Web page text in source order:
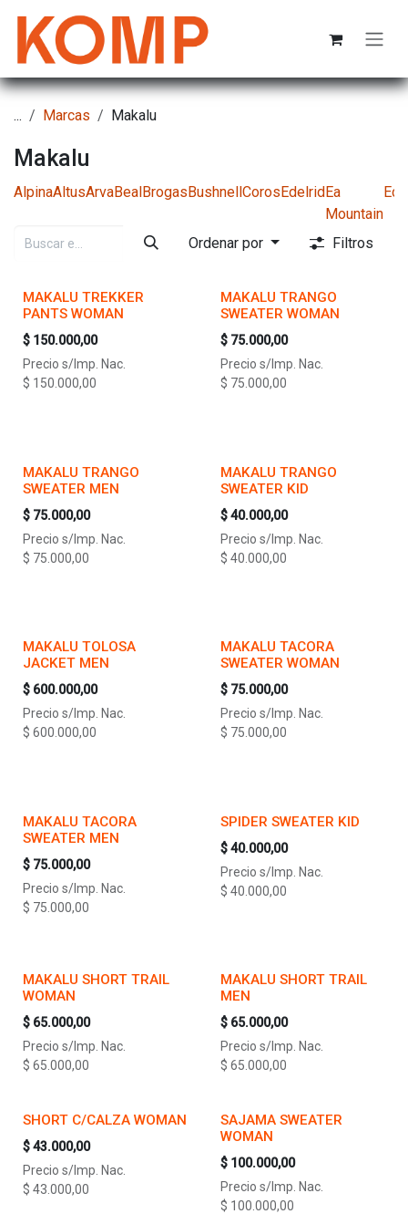
... Marcas Makalu
Makalu
AlpinaAltusArvaBealBrogasBushnellCorosEdelridEa
Mountain
Ordenar por Filtros
MAKALU TREKKER
PANTS WOMAN
$ 150.000,00
Precio s/Imp. Nac.
$ 150.000,00
MAKALU TRANGO
SWEATER WOMAN
$ 75.000,00
Precio s/Imp. Nac.
$ 75.000,00
MAKALU TRANGO
SWEATER MEN
$ 75.000,00
Precio s/Imp. Nac.
$ 75.000,00
MAKALU TRANGO
SWEATER KID
$40.000,00
Precio s/Imp. Nac.
$ 40.000,00
MAKALU TOLOSA
JACKET MEN
$ 600.000,00
Precio s/Imp. Nac.
$ 600.000,00
MAKALU TACORA
SWEATER WOMAN
$ 75.000,00
Precio s/Imp. Nac.
$ 75.000,00
MAKALU TACORA
SWEATER MEN
$ 75.000,00
Precio s/Imp. Nac.
$ 75.000,00
SPIDER SWEATER KID
$40.000,00
Precio s/Imp. Nac.
$ 40.000,00
MAKALU SHORT TRAIL
WOMAN
$ 65.000,00
Precio s/Imp. Nac.
$ 65.000,00
MAKALU SHORT TRAIL
MEN
$ 65.000,00
Precio s/Imp. Nac.
$ 65.000,00
SHORT C/CALZA WOMAN
$43.000,00
Precio s/Imp. Nac.
$ 43.000,00
SAJAMA SWEATER
WOMAN
$ 100.000,00
Precio s/Imp. Nac.
$ 100.000,00